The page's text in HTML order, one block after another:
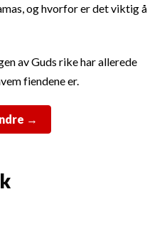
og hvorfor er det viktig å
av Guds rike har allerede
fiendene er.
→